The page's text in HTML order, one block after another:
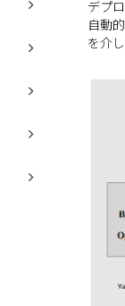
デプ
自動
を介